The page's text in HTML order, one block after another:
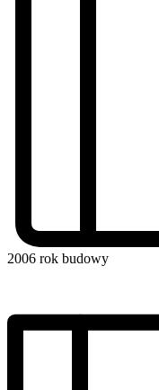
2006 rok budowy